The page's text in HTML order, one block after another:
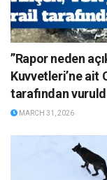
”Rapor neden
Kuvvetleri’ne ait
tarafından
MARCH 31, 2026